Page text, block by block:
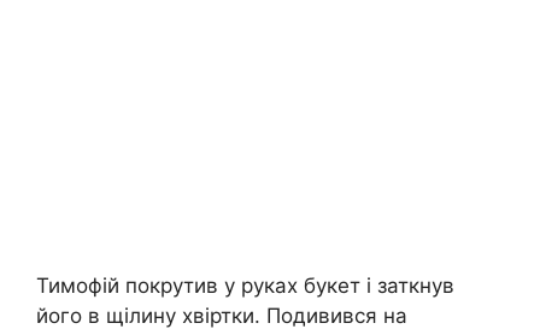
Тимофій покрутив у руках букет і заткнув
його в щілину хвіртки. Подивився на